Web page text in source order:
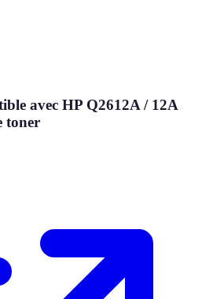
avec HP Q2612A / 12A
toner